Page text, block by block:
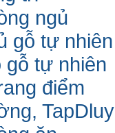
ngủ
gỗ tự nhiên
gỗ tự nhiên
điểm
TapDluy